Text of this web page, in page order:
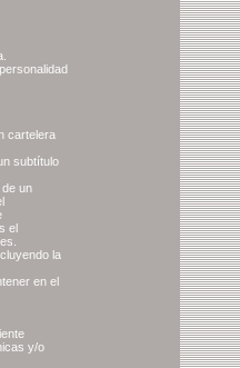
cartelera
subtítulo
un
el
la
en el
y/o